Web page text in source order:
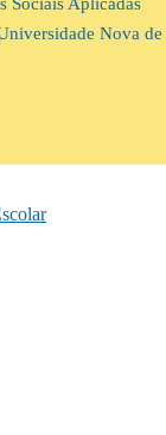
Nova de